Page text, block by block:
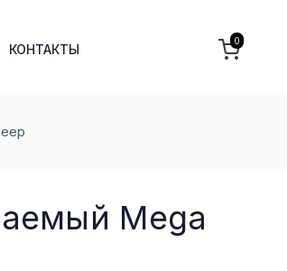
КОНТАКТЫ
0
Mega